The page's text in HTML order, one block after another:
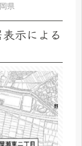
県
示による